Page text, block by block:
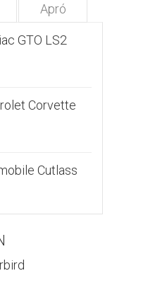
Apró
GTO LS2
Corvette
Cutlass